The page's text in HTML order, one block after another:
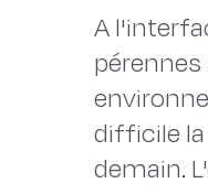
A
difficile
demain.